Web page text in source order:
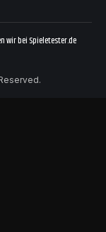
wir bei Spieletester.de